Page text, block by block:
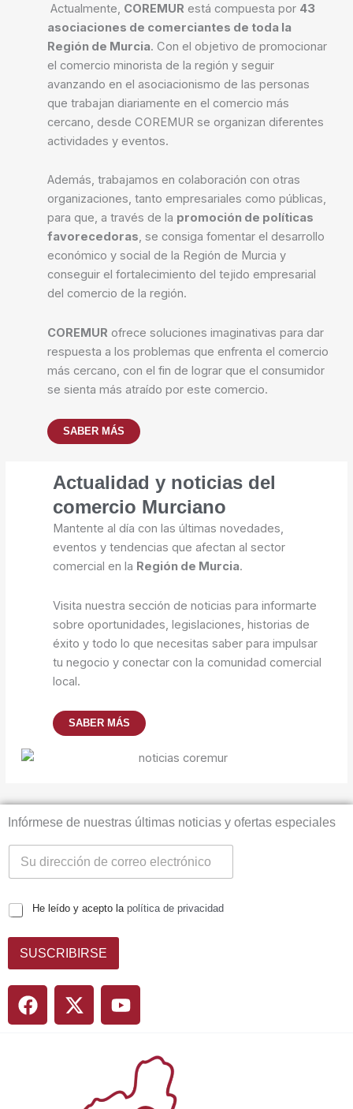
Actualmente, COREMUR está compuesta por 43
asociaciones de comerciantes de toda la
Región de Murcia. Con el objetivo de promocionar
el comercio minorista de la región y seguir
avanzando en el asociacionismo de las personas
que trabajan diariamente en el comercio más
cercano, desde COREMUR se organizan diferentes
actividades y eventos.
Además, trabajamos en colaboración con otras
organizaciones, tanto empresariales como públicas,
para que, a través de la promoción de políticas
favorecedoras, se consiga fomentar el desarrollo
económico y social de la Región de Murcia y
conseguir el fortalecimiento del tejido empresarial
del comercio de la región.
COREMUR ofrece soluciones imaginativas para dar
respuesta a los problemas que enfrenta el comercio
más cercano, con el fin de lograr que el consumidor
se sienta más atraído por este comercio.
SABER MÁS
Actualidad y noticias del
comercio Murciano
Mantente al día con las últimas novedades,
eventos y tendencias que afectan al sector
comercial en la Región de Murcia.
Visita nuestra sección de noticias para informarte
sobre oportunidades, legislaciones, historias de
éxito y todo lo que necesitas saber para impulsar
tu negocio y conectar con la comunidad comercial
local.
SABER MÁS
Infórmese de nuestras últimas noticias y ofertas especiales
He leído y acepto la política de privacidad
SUSCRIBIRSE
F
a
X
-
Y
o
b